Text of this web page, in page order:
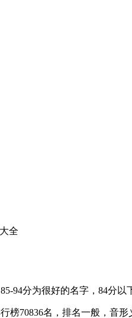
全
94分为很好的名字，84分以
榜70836名，排名一般，音